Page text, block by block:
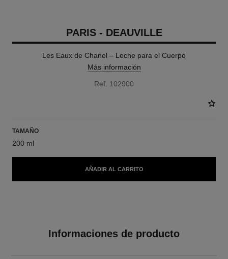
PARIS - DEAUVILLE
Les Eaux de Chanel – Leche para el Cuerpo
Más información
Ref. 102900
TAMAÑO
200 ml
AÑADIR AL CARRITO
Informaciones de producto